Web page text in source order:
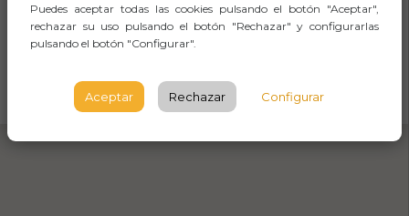
Abrir Navegación
Puedes aceptar todas las cookies pulsando el botón "Aceptar",
rechazar su uso pulsando el botón "Rechazar" y configurarlas
pulsando el botón "Configurar".
Aceptar Rechazar Configurar